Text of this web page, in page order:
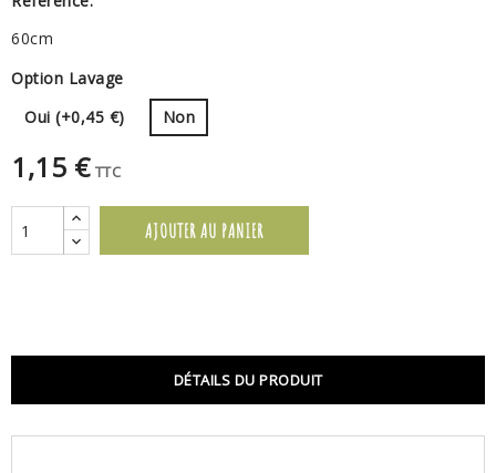
60cm
Option Lavage
Oui (+0,45 €)
Non
1,15 € TTC
AJOUTER AU PANIER
DÉTAILS DU PRODUIT